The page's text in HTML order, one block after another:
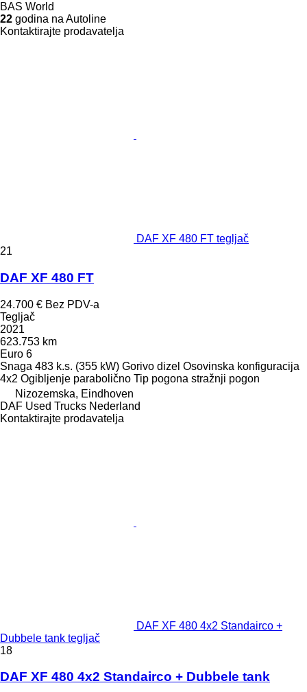
BAS World
22 godina na Autoline
Kontaktirajte prodavatelja
DAF XF 480 FT tegljač
21
DAF XF 480 FT
24.700 € Bez PDV-a
Tegljač
2021
623.753 km
Euro 6
Snaga 483 k.s. (355 kW) Gorivo dizel Osovinska konfiguracija
4x2 Ogibljenje parabolično Tip pogona stražnji pogon
Nizozemska, Eindhoven
DAF Used Trucks Nederland
Kontaktirajte prodavatelja
DAF XF 480 4x2 Standairco +
Dubbele tank tegljač
18
DAF XF 480 4x2 Standairco + Dubbele tank